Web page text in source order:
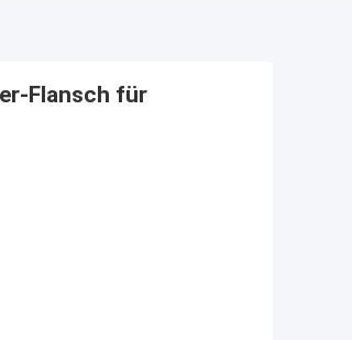
Flansch für